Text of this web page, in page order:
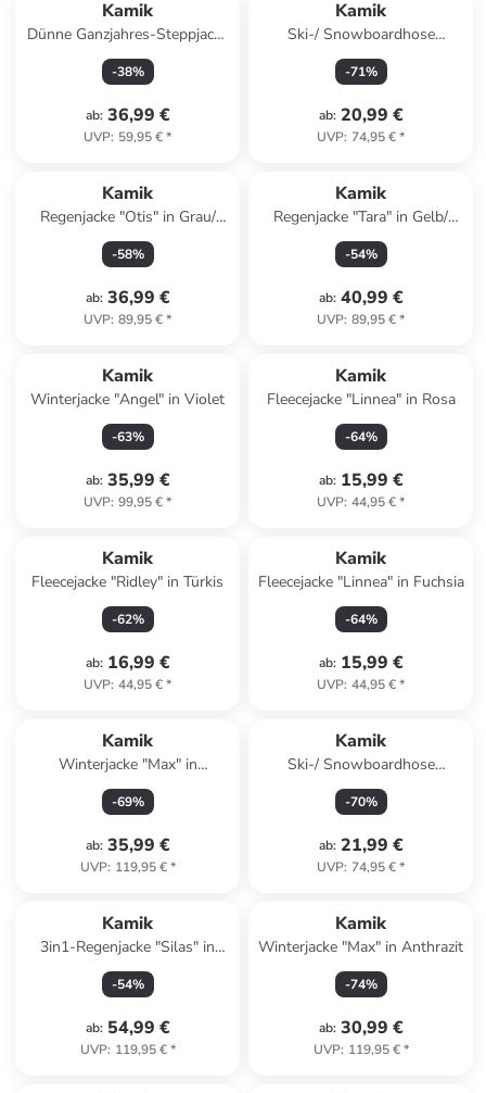
Kamik
Dünne Ganzjahres-Steppjacke
"Celeste" in Lila
-38%
ab: 36,99 €
UVP: 59,95 €*
Kamik
Ski-/ Snowboardhose
"Winkie" in Blau
-71%
ab: 20,99 €
UVP: 74,95 €*
Kamik
Regenjacke "Otis" in Grau/
Schwarz
-58%
ab: 36,99 €
UVP: 89,95 €*
Kamik
Regenjacke "Tara" in Gelb/
Orange/ Lila
-54%
ab: 40,99 €
UVP: 89,95 €*
Kamik
Winterjacke "Angel" in Violet
-63%
ab: 35,99 €
UVP: 99,95 €*
Kamik
Fleecejacke "Linnea" in Rosa
-64%
ab: 15,99 €
UVP: 44,95 €*
Kamik
Fleecejacke "Ridley" in Türkis
-62%
ab: 16,99 €
UVP: 44,95 €*
Kamik
Fleecejacke "Linnea" in Fuchsia
-64%
ab: 15,99 €
UVP: 44,95 €*
Kamik
Winterjacke "Max" in
Anthrazit/ Braun
-69%
ab: 35,99 €
UVP: 119,95 €*
Kamik
Ski-/ Snowboardhose
"Winkie" in Blau
-70%
ab: 21,99 €
UVP: 74,95 €*
Kamik
3in1-Regenjacke "Silas" in
Grau/ Schwarz/ Grün
-54%
ab: 54,99 €
UVP: 119,95 €*
Kamik
Winterjacke "Max" in Anthrazit
-74%
ab: 30,99 €
UVP: 119,95 €*